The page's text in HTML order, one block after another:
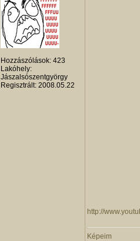
Hozzászólások: 423
Lakóhely:
Jászalsószentgyörgy
Regisztrált: 2008.05.22
http://
Képeim